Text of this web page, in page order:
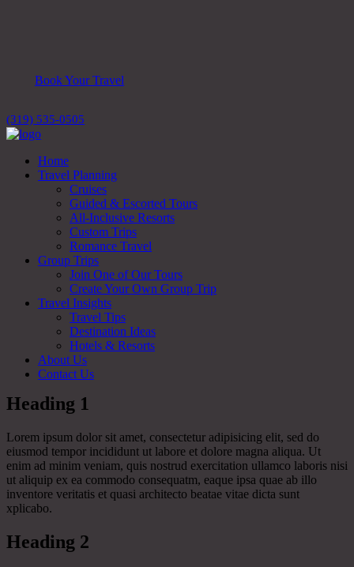
Book Your Travel
(319) 535-0505
Home
Travel Planning
Cruises
Guided & Escorted Tours
All-Inclusive Resorts
Custom Trips
Romance Travel
Group Trips
Join One of Our Tours
Create Your Own Group Trip
Travel Insights
Travel Tips
Destination Ideas
Hotels & Resorts
About Us
Contact Us
Heading 1
Lorem ipsum dolor sit amet, consectetur adipisicing elit, sed do
eiusmod tempor incididunt ut labore et dolore magna aliqua. Ut
enim ad minim veniam, quis nostrud exercitation ullamco laboris nisi
ut aliquip ex ea commodo consequatm, eaque ipsa quae ab illo
inventore veritatis et quasi architecto beatae vitae dicta sunt
xplicabo.
Heading 2